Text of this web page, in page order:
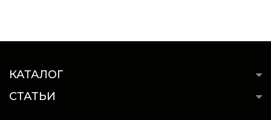
КАТАЛОГ
СТАТЬИ